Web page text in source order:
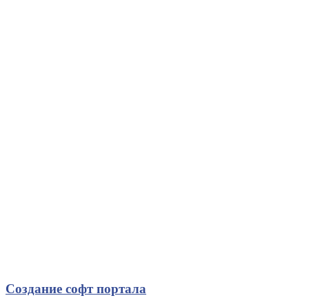
Создание софт портала